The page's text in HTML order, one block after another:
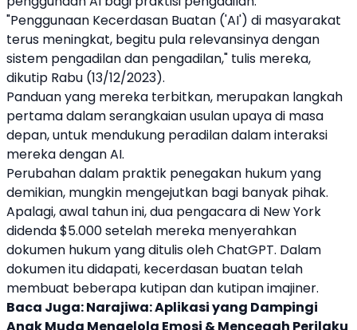
"Penggunaan Kecerdasan Buatan ('AI') di masyarakat
terus meningkat, begitu pula relevansinya dengan
sistem pengadilan dan pengadilan," tulis mereka,
dikutip Rabu (13/12/2023).
Panduan yang mereka terbitkan, merupakan langkah
pertama dalam serangkaian usulan upaya di masa
depan, untuk mendukung peradilan dalam interaksi
mereka denganAI.
Perubahan dalam praktik penegakan hukum yang
demikian, mungkin mengejutkan bagi banyak pihak.
Apalagi, awal tahun ini, dua pengacara di New York
didenda $5.000 setelah mereka menyerahkan
dokumen hukum yang ditulis olehChatGPT. Dalam
dokumen itu didapati, kecerdasan buatan telah
membuat beberapa kutipan dan kutipan imajiner.
Baca Juga:Narajiwa: Aplikasi yang Dampingi
Anak Muda Mengelola Emosi & Mencegah Perilaku